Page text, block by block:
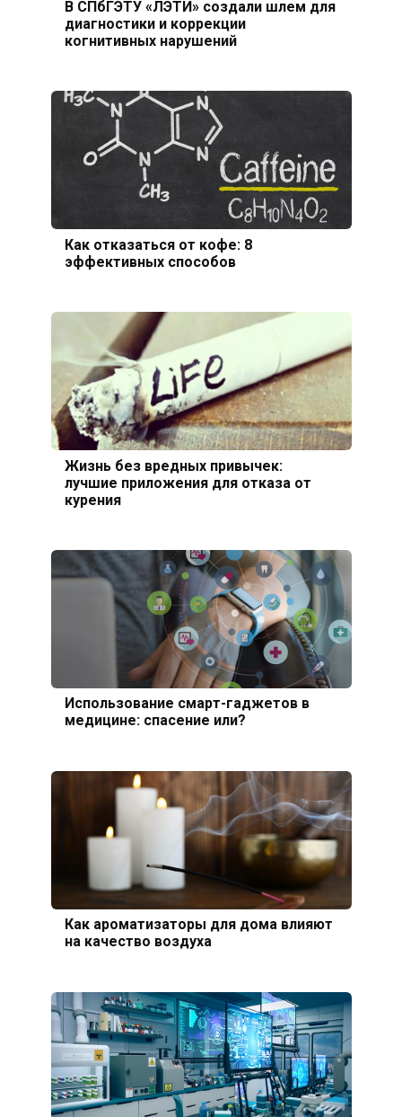
В СПбГЭТУ «ЛЭТИ» создали шлем для
диагностики и коррекции
когнитивных нарушений
Как отказаться от кофе: 8
эффективных способов
Жизнь без вредных привычек:
лучшие приложения для отказа от
курения
Использование смарт-гаджетов в
медицине: спасение или?
Как ароматизаторы для дома влияют
на качество воздуха